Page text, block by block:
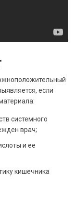
если
системного
врач;
и ее
кишечника